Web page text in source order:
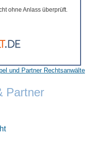
ohne Anlass überprüft.
und Partner Rechtsanwälte
Partner